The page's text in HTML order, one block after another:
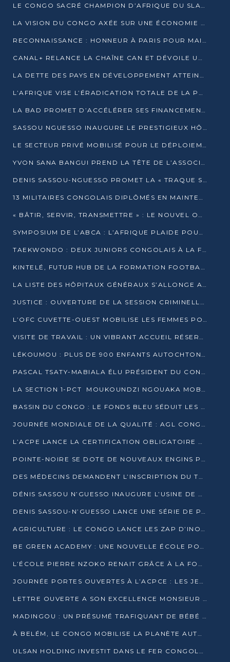
LE CONGO SACRÉ CHAMPION D’AFRIQUE DU SLAM 2025
LA VISION DU CONGO AXÉE SUR UNE ÉCONOMIE BAS CARBONE AU RENDEZ-VOUS DE MONACO 2025
RECONNAISSANCE : HONNEUR À PARIS POUR MAIXENT RAOUL OMINGA
CANAL+ RELANCE LA CHAÎNE CAN ET DÉVOILE UNE OFFRE EXCEPTIONNELLE POUR DÉCEMBRE
LA DETTE DES PAYS EN DÉVELOPPEMENT ATTEINT UN SOMMET HISTORIQUE ENTRE 2022 ET 2024
L’AFRIQUE VISE L’ÉRADICATION TOTALE DE LA POLIOMYÉLITE D’ICI 2026
LA BAD PROMET D’ACCÉLÉRER SES FINANCEMENTS AVEC LE MINISTÈRE DE L’ASSAINISSEMENT
SASSOU NGUESSO INAUGURE LE PRESTIGIEUX HÔTEL KEMPINSKI BRAZZAVILLE
LE SECTEUR PRIVÉ MOBILISÉ POUR LE DÉPLOIEMENT DE 19 MINI-CENTRALES SOLAIRES
YVON SANA BANGUI PREND LA TÊTE DE L’ASSOCIATION DES BANQUES CENTRALES AFRICAINES
DENIS SASSOU-NGUESSO PROMET LA « TRAQUE SANS RELÂCHE » DU GRAND BANDITISME
13 MILITAIRES CONGOLAIS DIPLÔMÉS EN MAINTENANCE INDUSTRIELLE APRÈS TROIS ANS DE FORMATION À L’UNIVERSITÉ MARIEN-NGOUABI
« BÂTIR, SERVIR, TRANSMETTRE » : LE NOUVEL OUVRAGE QUI INTERPELLE LES COLLECTIVITÉS
SYMPOSIUM DE L’ABCA : L’AFRIQUE PLAIDE POUR UN FINANCEMENT CLIMATIQUE ÉQUITABLE
TAEKWONDO : DEUX JUNIORS CONGOLAIS À LA FINALE D’OPEN SYRIES 2025 À ABIDJAN
KINTELÉ, FUTUR HUB DE LA FORMATION FOOTBALLISTIQUE AFRICAINE ?
LA LISTE DES HÔPITAUX GÉNÉRAUX S’ALLONGE AU CONGO
JUSTICE : OUVERTURE DE LA SESSION CRIMINELLE À BRAZZAVILLE AVEC 52 DOSSIERS AU RÔLE
L’OFC CUVETTE-OUEST MOBILISE LES FEMMES POUR ACCUEILLIR LE PRÉSIDENT DE LA RÉPUBLIQUE
VISITE DE TRAVAIL : UN VIBRANT ACCUEIL RÉSERVÉ À DENIS SASSOU-N’GUESSO PAR L’ASSOCIATION « LES AMIS DE WOMO »
LÉKOUMOU : PLUS DE 900 ENFANTS AUTOCHTONES REÇOIVENT DES KITS SCOLAIRES GRÂCE À L’ESPACE OPOKO
PASCAL TSATY-MABIALA ÉLU PRÉSIDENT DU CONSEIL NATIONAL DE L’UPADS
LA SECTION 1-PCT MOUKOUNDZI NGOUAKA MOBILISE 100 000 FCFA POUR LE 6ᵉ CONGRÈS DU PARTI
BASSIN DU CONGO : LE FONDS BLEU SÉDUIT LES BAILLEURS À BELÉM
JOURNÉE MONDIALE DE LA QUALITÉ : AGL CONGO FORME ET SENSIBILISE LES JEUNES TALENTS
L’ACPE LANCE LA CERTIFICATION OBLIGATOIRE DES CONTRATS DE TRAVAIL DES TRANSPORTEURS
POINTE-NOIRE SE DOTE DE NOUVEAUX ENGINS POUR L’ASSAINISSEMENT ET L’ENTRETIEN ROUTIER
DES MÉDECINS DEMANDENT L’INSCRIPTION DU TRAITEMENT DU PIED-BOT DANS LES CURSUS UNIVERSITAIRES
DÉNIS SASSOU N’GUESSO INAUGURE L’USINE DE VALORISATION DU GAZ ASSOCIÉ
DENIS SASSOU-N’GUESSO LANCE UNE SÉRIE DE PROJETS DANS LE KOUILOU
AGRICULTURE : LE CONGO LANCE LES ZAP D’INONI ET YONO
BE GREEN ACADEMY : UNE NOUVELLE ÉCOLE POUR LES MÉTIERS DE L’ÉCOLOGIE À POINTE-NOIRE
L’ÉCOLE PIERRE NZOKO RENAIT GRÂCE À LA FONDATION MUCODEC
JOURNÉE PORTES OUVERTES À L’ACPCE : LES JEUNES EN IMMERSION DANS L’ENTREPRISE
LETTRE OUVERTE A SON EXCELLENCE MONSIEUR DENIS SASSOU NGUESSO, PRESIDENT DE LAREPUBLIQUE DU CONGO
MADINGOU : UN PRÉSUMÉ TRAFIQUANT DE BÉBÉ CHIMPANZÉ FIXÉ SUR SON SORT LE 20 NOVEMBRE
À BELÉM, LE CONGO MOBILISE LA PLANÈTE AUTOUR DU FONDS BLEU POUR LE BASSIN DU CONGO
ULSAN HOLDING INVESTIT DANS LE FER CONGOLAIS